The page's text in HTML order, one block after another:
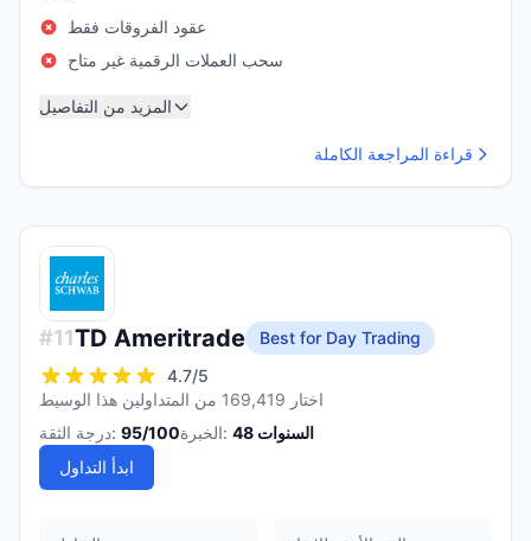
عقود الفروقات فقط
سحب العملات الرقمية غير متاح
المزيد من التفاصيل
قراءة المراجعة الكاملة
#11TD Ameritrade
Best for Day Trading
4.7/5
اختار 169,419 من المتداولين هذا الوسيط
درجة الثقة: 95/100 الخبرة: 48 السنوات
ابدأ التداول